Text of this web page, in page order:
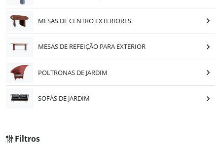
MESAS DE CENTRO EXTERIORES
MESAS DE REFEIÇÃO PARA EXTERIOR
POLTRONAS DE JARDIM
SOFÁS DE JARDIM
Filtros